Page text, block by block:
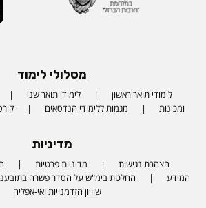
מסלולי לימוד
לימודי תואר ראשון לימודי תואר שני
ומכינות
מגמות ללימודי הנדסאים
מדיניות
הצהרת נגישות מדיניות פרטיות
המידע
החלטת בימ"ש על הסדר פשרה בתובענה
שוויון הזדמנויות ואי-אפליה